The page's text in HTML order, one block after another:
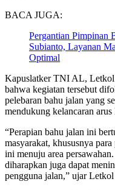
BACA JUGA:
Pergantian Pimpinan
Subianto, Layanan
Optimal
Kapuslatker TNI AL,
bahwa kegiatan tersebut
pelebaran bahu jalan yang
mendukung kelancaran arus
“Perapian bahu jalan ini
masyarakat, khususnya
ini menuju area
diharapkan juga dapat
pengguna jalan,” ujar